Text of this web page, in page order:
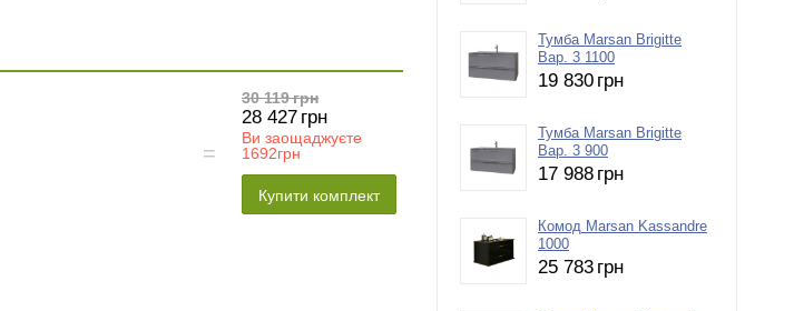
30 119грн
28 427 грн
Ви заощаджуєте
1692грн
Купити комплект
Тумба Marsan Brigitte
Вар. 3 1100
19 830 грн
Тумба Marsan Brigitte
Вар. 3 900
17 988 грн
Комод Marsan Kassandre
1000
25 783 грн